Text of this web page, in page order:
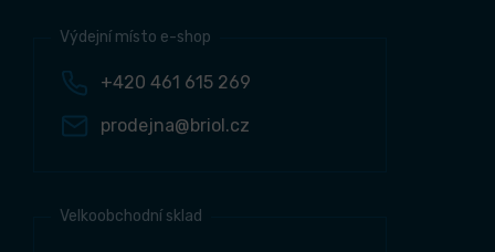
Výdejní místo e-shop
+420 461 615 269
prodejna@briol.cz
Velkoobchodní sklad